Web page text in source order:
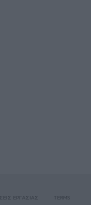
ΕΡΓΑΣΙΑΣ TERMS